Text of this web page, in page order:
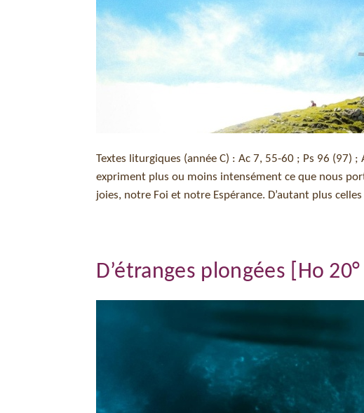
Textes liturgiques (année C) : Ac 7, 55-60 ; Ps 96 (97)
expriment plus ou moins intensément ce que nous
joies, notre Foi et notre Espérance. D’autant plus
D’étranges plongées [Ho